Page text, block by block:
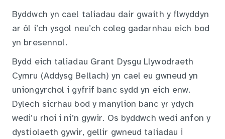
Byddwch yn cael taliadau dair gwaith y flwyddyn
ar ôl i’ch ysgol neu’ch coleg gadarnhau eich bod
yn bresennol.
Bydd eich taliadau Grant Dysgu Llywodraeth
Cymru (Addysg Bellach) yn cael eu gwneud yn
uniongyrchol i gyfrif banc sydd yn eich enw.
Dylech sicrhau bod y manylion banc yr ydych
wedi’u rhoi i ni’n gywir. Os byddwch wedi anfon y
dystiolaeth gywir, gellir gwneud taliadau i